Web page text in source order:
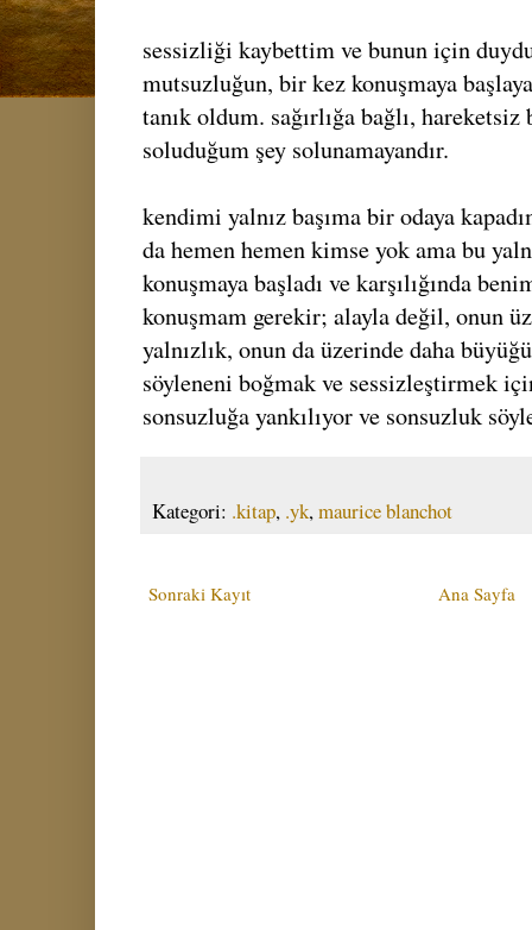
sessizliği kaybettim ve bunun için
mutsuzluğun, bir kez konuşmaya
tanık oldum. sağırlığa bağlı, hareketsiz
soluduğum şey solunamayandır.
kendimi yalnız başıma bir odaya
da hemen hemen kimse yok ama bu
konuşmaya başladı ve karşılığında
konuşmam gerekir; alayla değil, onun
yalnızlık, onun da üzerinde daha
söyleneni boğmak ve sessizleştirmek
sonsuzluğa yankılıyor ve sonsuzluk
Kategori: .kitap, .yk,maurice blanchot
Sonraki Kayıt Ana Sayfa